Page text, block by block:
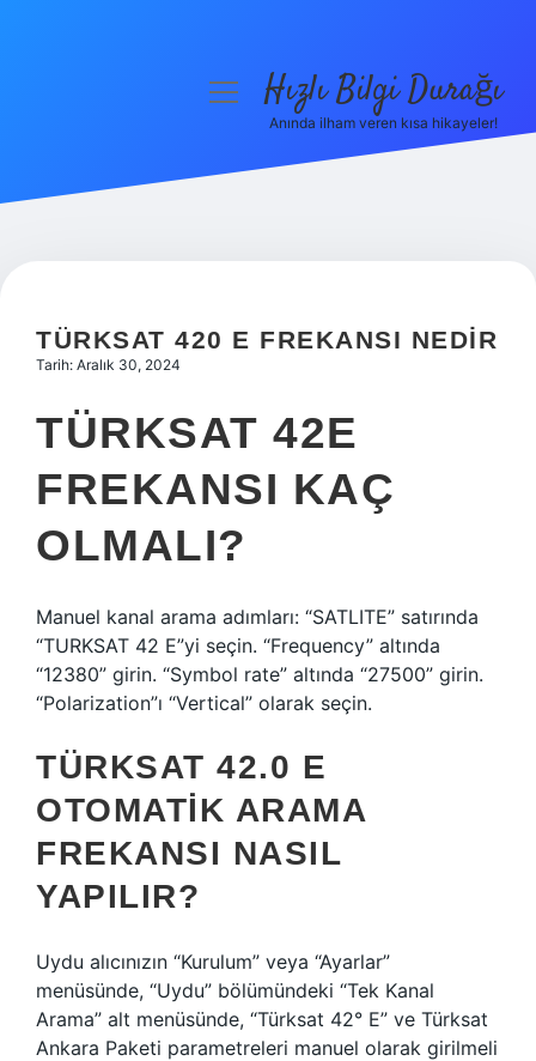
Hakkımızda
menüyüHızlı Bilgi Durağı
Anında ilham veren kısa hikayeler!
TÜRKSAT 420 E FREKANSI NEDIR
Tarih: Aralık 30, 2024
TÜRKSAT 42E
FREKANSI KAÇ
OLMALI?
Manuel kanal arama adımları: “SATLITE” satırında
“TURKSAT 42 E”yi seçin. “Frequency” altında
“12380” girin. “Symbol rate” altında “27500” girin.
“Polarization”ı “Vertical” olarak seçin.
TÜRKSAT 42.0 E
OTOMATIK ARAMA
FREKANSI NASIL
YAPILIR?
Uydu alıcınızın “Kurulum” veya “Ayarlar”
menüsünde, “Uydu” bölümündeki “Tek Kanal
Arama” alt menüsünde, “Türksat 42° E” ve Türksat
Ankara Paketi parametreleri manuel olarak girilmeli